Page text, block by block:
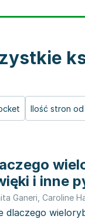
Ilość stron
i inne
Ganeri Caroline
dlaczego